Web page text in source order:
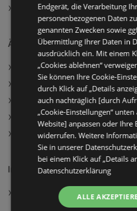
Aktuelle SPAR Flugblätter
Ähnliche Händler
PENNY Angebote
MPREIS Angebote
Maximarkt Angebote
SPAR Angebote
T&G Angebote
Interessantes auf
Philips Glühbirne LED CLA 40W
UE SRT4; Leuchtmittel
Endgerät, die Verarbeitung
personenbezogenen Daten
genannten Zwecken sowie
Übermittlung Ihrer Daten in
ausdrücklich ein. Mit einem
„Cookies ablehnen“
Sie können Ihre Cookie-
durch Klick auf „Details
auch nachträglich [durch
„Cookie-Einstellungen“
Website] anpassen oder Ihre
widerrufen. Weitere
Sie in unserer
bei einem Klick auf „Details
Datenschutzerklärung
ALLE